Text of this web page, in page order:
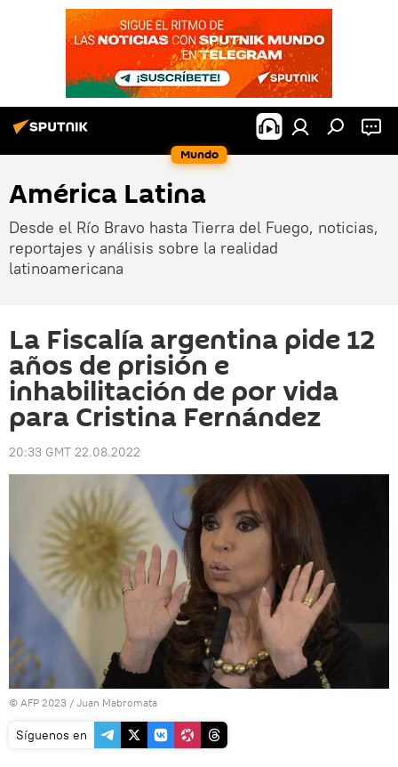
Mundo
América Latina
Desde el Río Bravo hasta Tierra del Fuego, noticias,
reportajes y análisis sobre la realidad
latinoamericana
La Fiscalía argentina pide 12
años de prisión e
inhabilitación de por vida
para Cristina Fernández
20:33 GMT 22.08.2022
© AFP 2023 / Juan Mabromata
Síguenos en